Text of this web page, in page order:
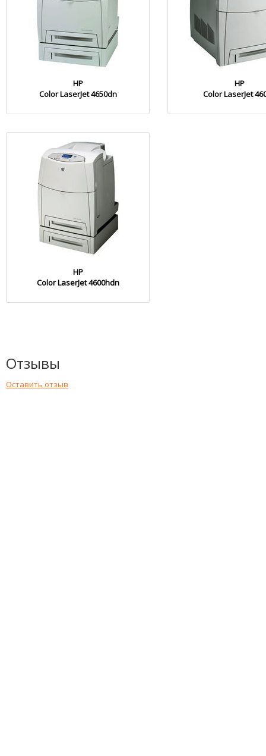
HP
Color LaserJet 4650dn
HP
Color LaserJet
HP
Color LaserJet 4600hdn
Отзывы
Оставить отзыв